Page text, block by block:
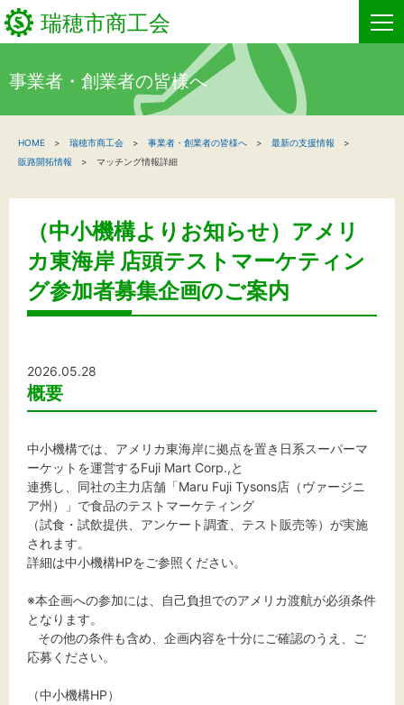
瑞穂市商工会
新着情報
関係機関の方へ
瑞穂市商工会について
お問い合わせ
標準 拡大
背景色
事業者・創業者の皆様へ
HOME 瑞穂市商工会 事業者・創業者の皆様へ
最新の支援情報
販路開拓情報
マッチング情報詳細
（中小機構よりお知らせ）アメリ
カ東海岸 店頭テストマーケティン
グ参加者募集企画のご案内
2026.05.28
概要
中小機構では、アメリカ東海岸に拠点を置き日系スーパーマ
ーケットを運営するFuji Mart Corp.,と
連携し、同社の主力店舗「Maru Fuji Tysons店（ヴァージニ
ア州）」で食品のテストマーケティング
（試食・試飲提供、アンケート調査、テスト販売等）が実施
されます。
詳細は中小機構HPをご参照ください。
※本企画への参加には、自己負担でのアメリカ渡航が必須条件
となります。
その他の条件も含め、企画内容を十分にご確認のうえ、ご
応募ください。
（中小機構HP）